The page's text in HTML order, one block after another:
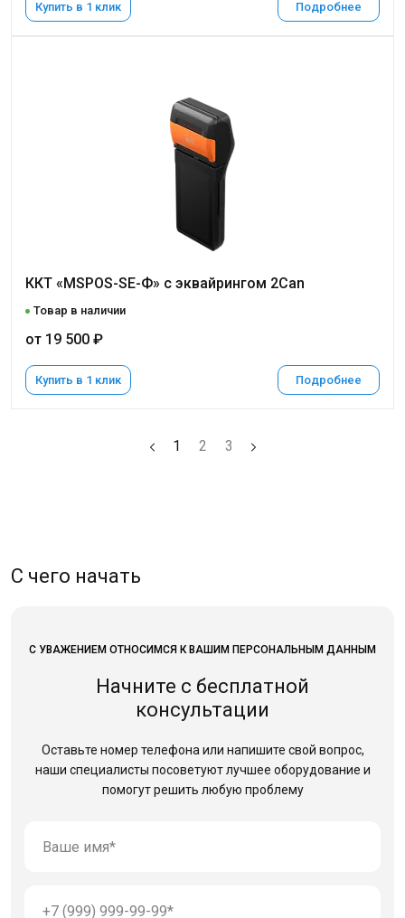
Купить в 1 клик Подробнее
ККТ «MSPOS-SE-Ф» с эквайрингом 2Can
Товар в наличии
от 19 500 ₽
Купить в 1 клик Подробнее
1 2 3
С чего начать
С УВАЖЕНИЕМ ОТНОСИМСЯ К ВАШИМ ПЕРСОНАЛЬНЫМ ДАННЫМ
Начните с бесплатной
консультации
Оставьте номер телефона или напишите свой вопрос,
наши специалисты посоветуют лучшее оборудование и
помогут решить любую проблему